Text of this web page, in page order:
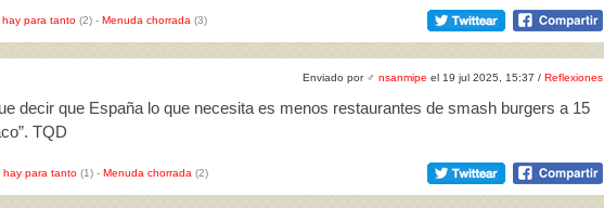
hay para tanto (2) - Menuda chorrada (3)
Enviado por ♂ nsanmipe el 19 jul 2025, 15:37 / Reflexiones
decir que España lo que necesita es menos restaurantes de smash burgers a 15
TQD
hay para tanto (1) - Menuda chorrada (2)